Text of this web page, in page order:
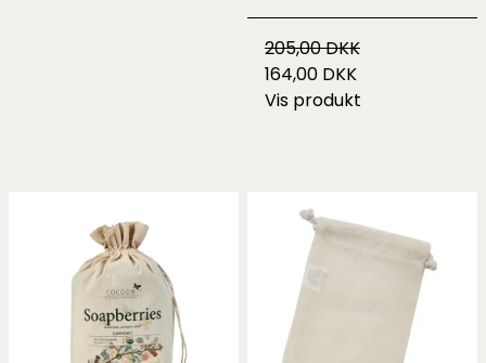
205,00 DKK
164,00 DKK
Vis produkt